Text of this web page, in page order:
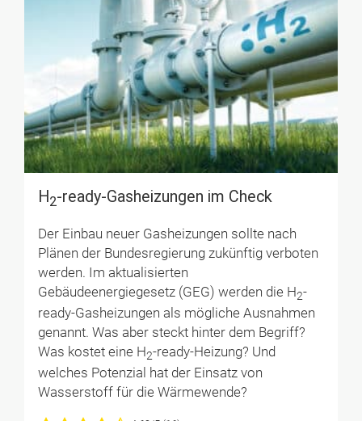
H 2-ready-Gasheizungen im Check
Der Einbau neuer Gasheizungen sollte nach
Plänen der Bundesregierung zukünftig verboten
werden. Im aktualisierten
Gebäudeenergiegesetz (GEG) werden die H2-
ready-Gasheizungen als mögliche Ausnahmen
genannt. Was aber steckt hinter dem Begriff?
Was kostet eine H2-ready-Heizung? Und
welches Potenzial hat der Einsatz von
Wasserstoff für die Wärmewende?